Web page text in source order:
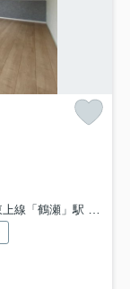
「鶴瀬」駅 徒歩17分